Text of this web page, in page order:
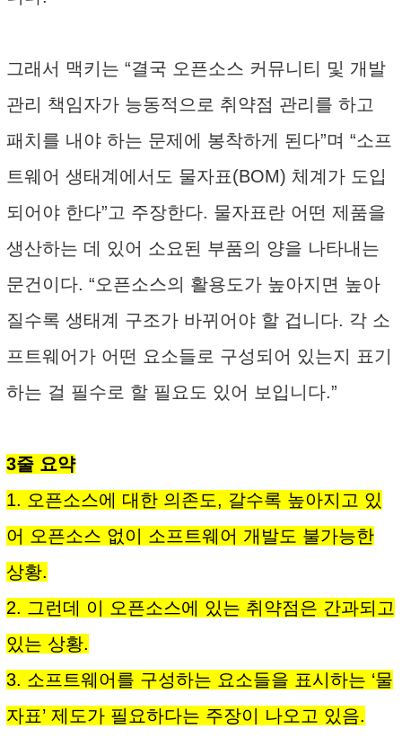
그래서 맥키는 “결국 오픈소스 커뮤니티 및 개발
관리 책임자가 능동적으로 취약점 관리를 하고
패치를 내야 하는 문제에 봉착하게 된다”며 “소프
트웨어 생태계에서도 물자표(BOM) 체계가 도입
되어야 한다”고 주장한다. 물자표란 어떤 제품을
생산하는 데 있어 소요된 부품의 양을 나타내는
문건이다. “오픈소스의 활용도가 높아지면 높아
질수록 생태계 구조가 바뀌어야 할 겁니다. 각 소
프트웨어가 어떤 요소들로 구성되어 있는지 표기
하는 걸 필수로 할 필요도 있어 보입니다.”
3줄 요약
1. 오픈소스에 대한 의존도, 갈수록 높아지고 있
어 오픈소스 없이 소프트웨어 개발도 불가능한
상황.
2. 그런데 이 오픈소스에 있는 취약점은 간과되고
있는 상황.
3. 소프트웨어를 구성하는 요소들을 표시하는 ‘물
자표’ 제도가 필요하다는 주장이 나오고 있음.